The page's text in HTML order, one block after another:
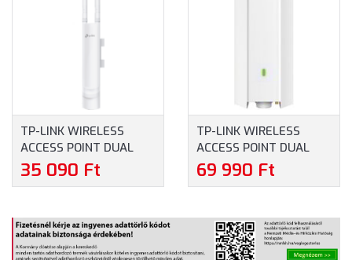
TP-LINK WIRELESS
ACCESS POINT DUAL
BAND AC1200 KÜLTÉRI
(EAP225-OUTDOOR)
35 090 Ft
TP-LINK WIRELESS
ACCESS POINT DUAL
BAND AX3000
KÜLTÉRI/BELTÉRI
69 990 Ft